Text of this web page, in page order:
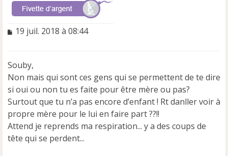
M
a
g
e
n
o
n
l
u
19 juil. 2018 à 08:44
Souby,
Non mais qui sont ces gens qui se permettent de te dire
si oui ou non tu es faite pour être mère ou pas?
Surtout que tu n’a pas encore d’enfant ! Rt danller voir à
propre mère pour le lui en faire part ??!!
Attend je reprends ma respiration... y a des coups de
tête qui se perdent...